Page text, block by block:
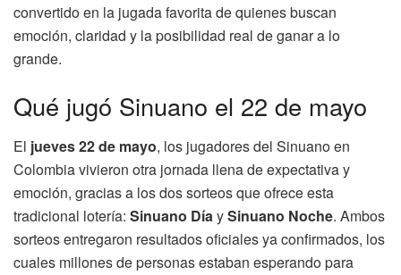
convertido en la jugada favorita de quienes buscan
emoción, claridad y la posibilidad real de ganar a lo
grande.
Qué jugó Sinuano el 22 de mayo
El jueves 22 de mayo, los jugadores del Sinuano en
Colombia vivieron otra jornada llena de expectativa y
emoción, gracias a los dos sorteos que ofrece esta
tradicional lotería: Sinuano DíaySinuano Noche. Ambos
sorteos entregaron resultados oficiales ya confirmados, los
cuales millones de personas estaban esperando para